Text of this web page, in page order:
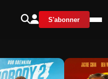
S'abonner